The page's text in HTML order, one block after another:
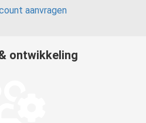
aanvragen
ontwikkeling